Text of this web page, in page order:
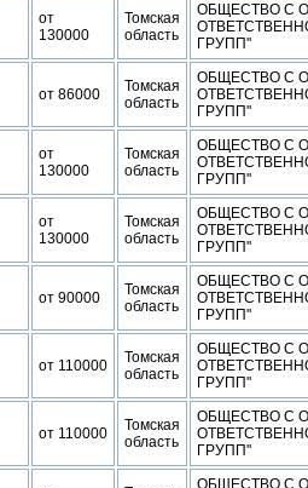
от
130000
Томская
область
ОБЩЕСТВО С
ГРУПП"
от 86000
Томская
область
ОБЩЕСТВО С
ГРУПП"
от
130000
Томская
область
ОБЩЕСТВО С
ГРУПП"
от
130000
Томская
область
ОБЩЕСТВО С
ГРУПП"
от 90000
Томская
область
ОБЩЕСТВО С
ГРУПП"
от 110000
Томская
область
ОБЩЕСТВО С
ГРУПП"
от 110000
Томская
область
ОБЩЕСТВО С
ГРУПП"
ОБЩЕСТВО С